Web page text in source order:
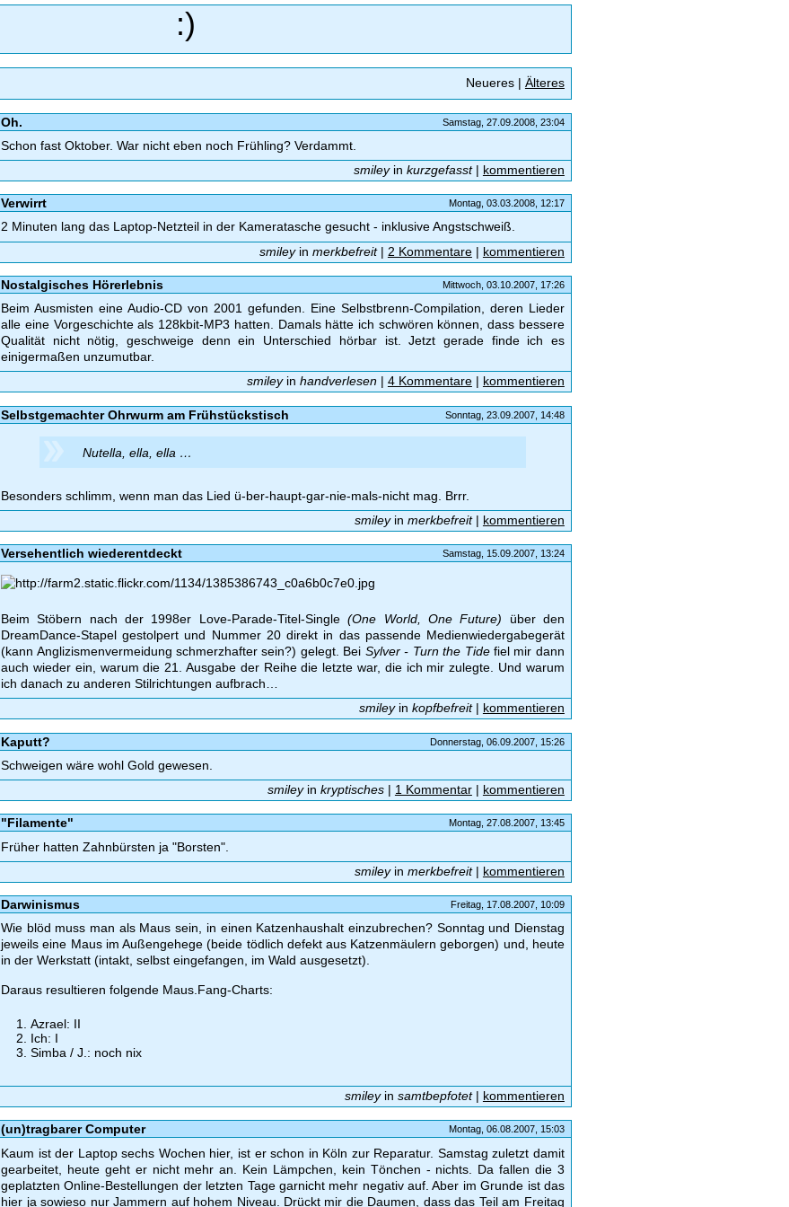
:)
Neueres | Älteres
Samstag, 27.09.2008, 23:04
Oh.
Schon fast Oktober. War nicht eben noch Frühling? Verdammt.
smileyin kurzgefasst| kommentieren
Montag, 03.03.2008, 12:17
Verwirrt
2 Minuten lang das Laptop-Netzteil in der Kameratasche gesucht - inklusive Angstschweiß.
smileyin merkbefreit| 2 Kommentare| kommentieren
Mittwoch, 03.10.2007, 17:26
Nostalgisches Hörerlebnis
Beim Ausmisten eine Audio-CD von 2001 gefunden. Eine Selbstbrenn-Compilation, deren Lieder
alle eine Vorgeschichte als 128kbit-MP3 hatten. Damals hätte ich schwören können, dass bessere
Qualität nicht nötig, geschweige denn ein Unterschied hörbar ist. Jetzt gerade finde ich es
einigermaßen unzumutbar.
smileyin handverlesen| 4 Kommentare| kommentieren
Sonntag, 23.09.2007, 14:48
Selbstgemachter Ohrwurm am Frühstückstisch
Nutella, ella, ella …
Besonders schlimm, wenn man das Lied ü-ber-haupt-gar-nie-mals-nicht mag. Brrr.
smileyin merkbefreit| kommentieren
Samstag, 15.09.2007, 13:24
Versehentlich wiederentdeckt
Beim Stöbern nach der 1998er Love-Parade-Titel-Single(One World, One Future) über den
DreamDance-Stapel gestolpert und Nummer 20 direkt in das passende Medienwiedergabegerät
(kann Anglizismenvermeidung schmerzhafter sein?) gelegt. Bei Sylver - Turn the Tidefiel mir dann
auch wieder ein, warum die 21. Ausgabe der Reihe die letzte war, die ich mir zulegte. Und warum
ich danach zu anderen Stilrichtungen aufbrach…
smileyin kopfbefreit| kommentieren
Donnerstag, 06.09.2007, 15:26
Kaputt?
Schweigen wäre wohl Gold gewesen.
smileyin kryptisches| 1 Kommentar| kommentieren
Montag, 27.08.2007, 13:45
"Filamente"
Früher hatten Zahnbürsten ja "Borsten".
smileyin merkbefreit| kommentieren
Freitag, 17.08.2007, 10:09
Darwinismus
Wie blöd muss man als Maus sein, in einen Katzenhaushalt einzubrechen? Sonntag und Dienstag
jeweils eine Maus im Außengehege (beide tödlich defekt aus Katzenmäulern geborgen) und, heute
in der Werkstatt (intakt, selbst eingefangen, im Wald ausgesetzt).
Daraus resultieren folgende Maus.Fang-Charts:
Azrael: II
Ich: I
Simba / J.: noch nix
smileyin samtbepfotet| kommentieren
Montag, 06.08.2007, 15:03
(un)tragbarer Computer
Kaum ist der Laptop sechs Wochen hier, ist er schon in Köln zur Reparatur. Samstag zuletzt damit
gearbeitet, heute geht er nicht mehr an. Kein Lämpchen, kein Tönchen - nichts. Da fallen die 3
geplatzten Online-Bestellungen der letzten Tage garnicht mehr negativ auf. Aber im Grunde ist das
hier ja sowieso nur Jammern auf hohem Niveau. Drückt mir die Daumen, dass das Teil am Freitag